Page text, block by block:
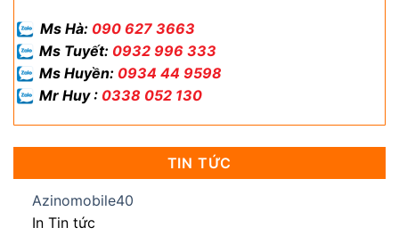
Ms Hà: 090 627 3663
Ms Tuyết: 0932 996 333
Ms Huyền: 0934 44 9598
Mr Huy : 0338 052 130
TIN TỨC
Azinomobile40
In Tin tức